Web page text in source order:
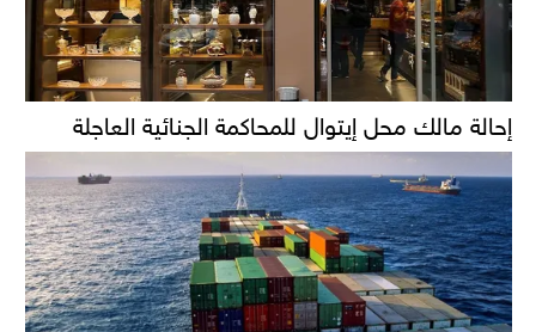
إحالة مالك محل إيتوال للمحاكمة الجنائية العاجلة